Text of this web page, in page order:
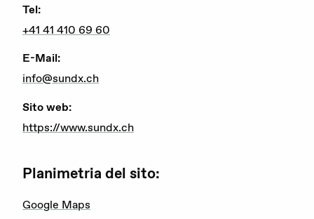
Attualità
Agenda
Portale offerte d’impiego
Area stampa
Attività di rete
Tel:
+41 41 410 69 60
E-Mail:
info@sundx.ch
Sito web:
https://www.sundx.ch
Planimetria del sito:
Google Maps